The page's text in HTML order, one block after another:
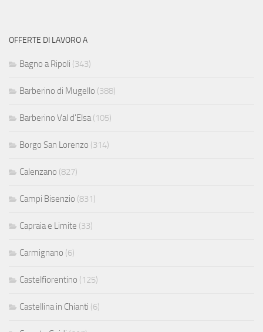
OFFERTE DI LAVORO A
Bagno a Ripoli (343)
Barberino di Mugello (388)
Barberino Val d'Elsa(105)
Borgo San Lorenzo (314)
Calenzano (827)
Campi Bisenzio (831)
Capraia e Limite (33)
Carmignano (6)
Castelfiorentino (125)
Castellina in Chianti (6)